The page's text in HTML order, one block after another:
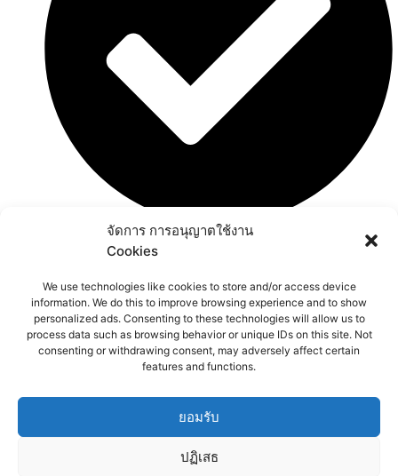
จัดการ การอนุญาตใช้งาน
Cookies
We use technologies like cookies to store and/or access device
information. We do this to improve browsing experience and to show
personalized ads. Consenting to these technologies will allow us to
process data such as browsing behavior or unique IDs on this site. Not
consenting or withdrawing consent, may adversely affect certain
features and functions.
ยอมรับ
ปฏิเสธ
พิธีทางศาสนา
ช่องทางการติดต่อ
ภาพความทรงจำที่สำคัญ ให้พวกเราช่วย
ดูแลนะครับ